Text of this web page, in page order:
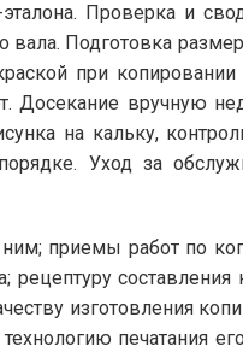
Проверка и
вала. Подготовка
при копировании
Досекание вручную
на кальку,
Уход за
ним; приемы работ по
рецептуру составления
изготовления
печатания